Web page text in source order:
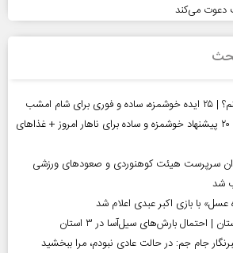
دعوت می‌کند
امشب
ناهار چی درست کنم؟ | ۲۰ پیشنهاد خوشمزه و ساده برای ناهار امروز + غذاهای
سرپرست هیئت کوهنوردی و صعودهای ورزشی
شد
با بازی اکبر عبدی اعلام شد
جام جم: در حالت عادی نبودم، مرا ببخشید